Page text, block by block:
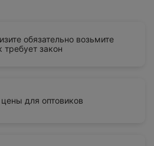
обязательно возьмите
закон
для оптовиков